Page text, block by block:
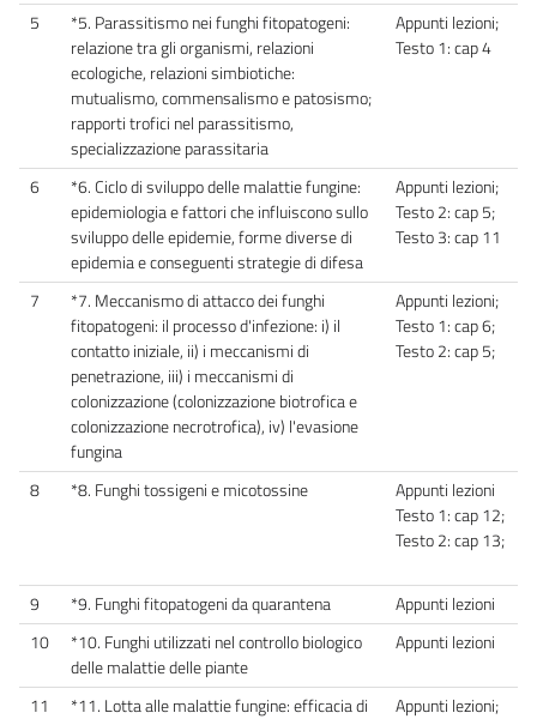
5
*5. Parassitismo nei funghi fitopatogeni:
relazione tra gli organismi, relazioni
ecologiche, relazioni simbiotiche:
mutualismo, commensalismo e patosismo;
rapporti trofici nel parassitismo,
specializzazione parassitaria
Appunti lezioni;
Testo 1: cap 4
6
*6. Ciclo di sviluppo delle malattie fungine:
epidemiologia e fattori che influiscono sullo
sviluppo delle epidemie, forme diverse di
epidemia e conseguenti strategie di difesa
Appunti lezioni;
Testo 2: cap 5;
Testo 3: cap 11
7
*7. Meccanismo di attacco dei funghi
fitopatogeni: il processo d'infezione: i) il
contatto iniziale, ii) i meccanismi di
penetrazione, iii) i meccanismi di
colonizzazione (colonizzazione biotrofica e
colonizzazione necrotrofica), iv) l'evasione
fungina
Appunti lezioni;
Testo 1: cap 6;
Testo 2: cap 5;
8 *8. Funghi tossigeni e micotossine
Appunti lezioni
Testo 1: cap 12;
Testo 2: cap 13;
9 *9. Funghi fitopatogeni da quarantena
Appunti lezioni
10
*10. Funghi utilizzati nel controllo biologico
delle malattie delle piante
Appunti lezioni
11
*11. Lotta alle malattie fungine: efficacia di
Appunti lezioni;